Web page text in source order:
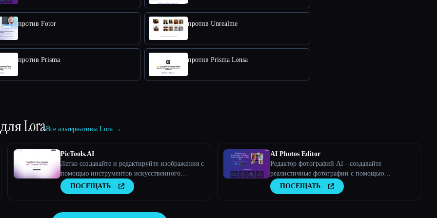
против Fotor против Unrealme
против Prisma против Prisma Lensa
LoraВсе альтернативы Lora →
PicTools.AI
Легко создавайте и редактируйте изображения с
помощью инструментов искусственного
интеллекта
ПОСЕЩАТЬ
AI Photos Editor
Редактор фотографий AI - создавайте
реалистичные фотографии с помощью
искусственного интеллекта
ПОСЕЩАТЬ